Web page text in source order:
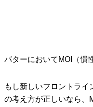
パターにおいてMOI（慣
もし新しいフロントライ
の考え方が正しいなら、